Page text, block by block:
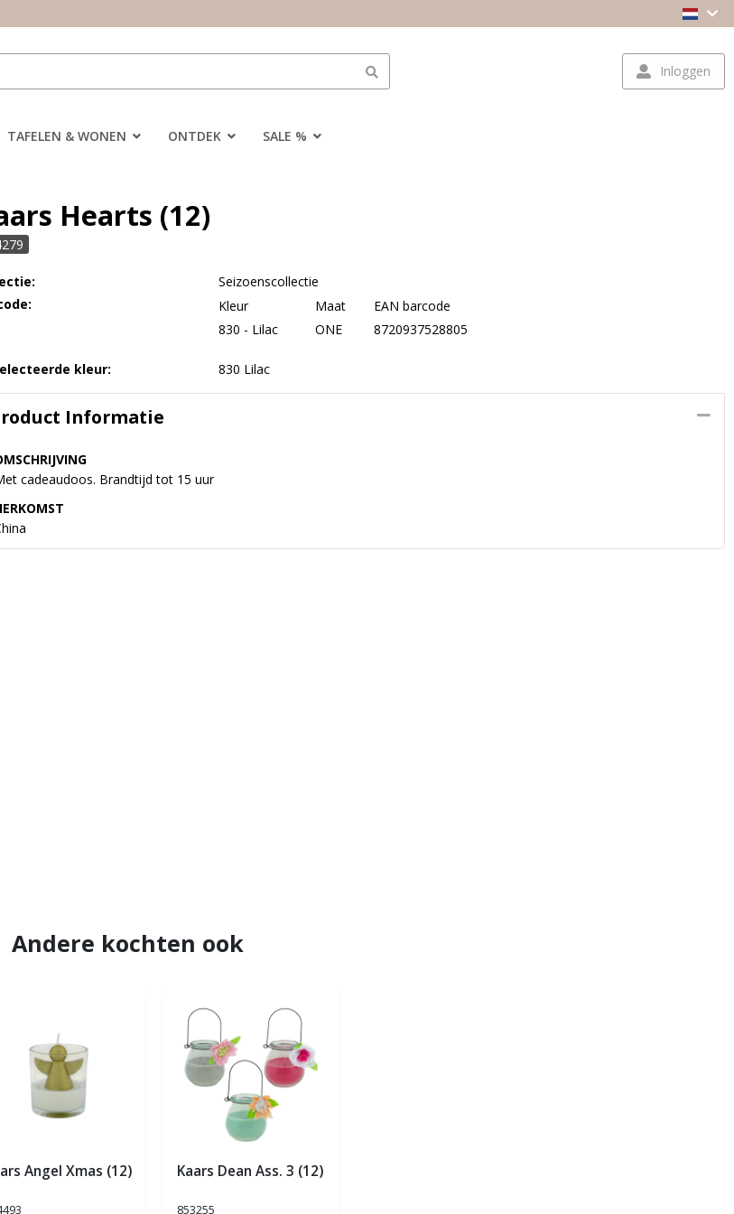
Inloggen
TAFELEN & WONEN ONTDEK SALE %
Hearts (12)
Seizoenscollectie
Kleur Maat
EAN barcode
830 - Lilac
ONE 8720937528805
kleur: 830 Lilac
Informatie
cadeaudoos. Brandtijd tot 15 uur
Andere kochten ook
Angel Xmas (12) Kaars Dean Ass. 3 (12)
853255